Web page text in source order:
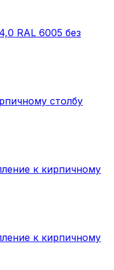
RAL 6005 без
столбу
к кирпичному
к кирпичному